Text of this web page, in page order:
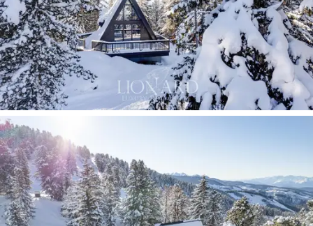
Ten domek na sprzedaż to autentycznyzakątek
prywatnego rajuna stokach narciarskich Alpe Cermis,
w ośrodku narciarskimDolomiti Superski, jednym z
największych ośrodków narciarskich na świecie z 1200
km tras narciarskich. Nowoczesne wyciągi narciarskie,
długie stoki różnego typu, ścieżki spacerowe,
trekkingowe, ścianki wspinaczkowe i wiele innych
możliwości w zasięgu ręki w wymarzonej scenerii, ta
nieruchomość okazuje się idealna zarówno dla
miłośników sportów zimowych, jak i dla tych, którzy
chcą doświadczyć letni urok gór.